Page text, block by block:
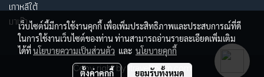
เกาหลีใต้
มาเก๊า
Copy right by itravelroom.com
เว็บไซต์นี้มีการใช้งานคุกกี้ เพื่อเพิ่มประสิทธิภาพและประสบการณ์ที่ดี
ในการใช้งานเว็บไซต์ของท่าน ท่านสามารถอ่านรายละเอียดเพิ่มเติม
ได้ที่นโยบายความเป็นส่วนตัว และ นโยบายคุกกี้
ตั้งค่าคุกกี้ ยอมรับทั้งหมด